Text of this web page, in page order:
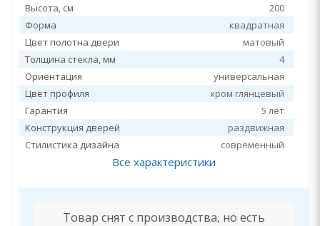
Высота, см
200
Форма
квадратная
Цвет полотна двери
матовый
Толщина стекла, мм
4
Ориентация
универсальная
Цвет профиля
хром глянцевый
Гарантия
5 лет
Конструкция дверей
раздвижная
Стилистика дизайна
современный
Все характеристики
Товар снят с производства, но есть